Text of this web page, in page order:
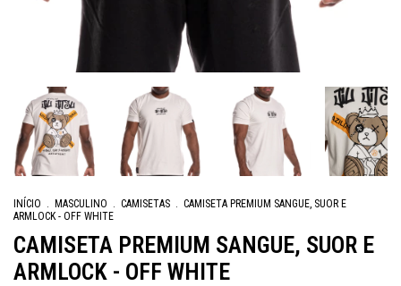
INÍCIO MASCULINO CAMISETAS
CAMISETA PREMIUM SANGUE, SUOR E
ARMLOCK - OFF WHITE
CAMISETA PREMIUM SANGUE, SUOR E
ARMLOCK - OFF WHITE